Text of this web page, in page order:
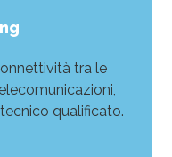
tra le
qualificato.